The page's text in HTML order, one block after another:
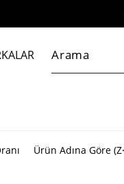
Ürün Adına Göre